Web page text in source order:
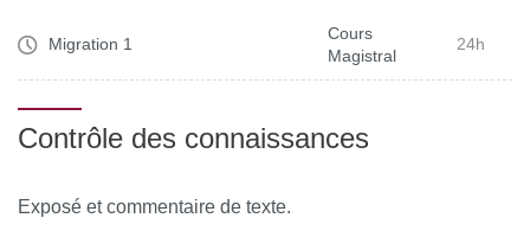
du terme diaspora, afin d’en saisir les conditions
d’émergence, les intérêts, mais aussi les limites. L’étude
savoir-faire et les capacités d’entreprendre des migrants,
Migration 1
Cours
Magistral
24h
Contrôle des connaissances
Exposé et commentaire de texte.